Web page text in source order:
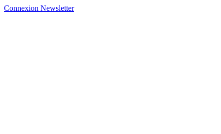
Connexion Newsletter